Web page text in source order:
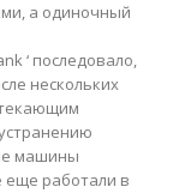
а одиночный
‘ последовало,
нескольких
машины
еще работали в